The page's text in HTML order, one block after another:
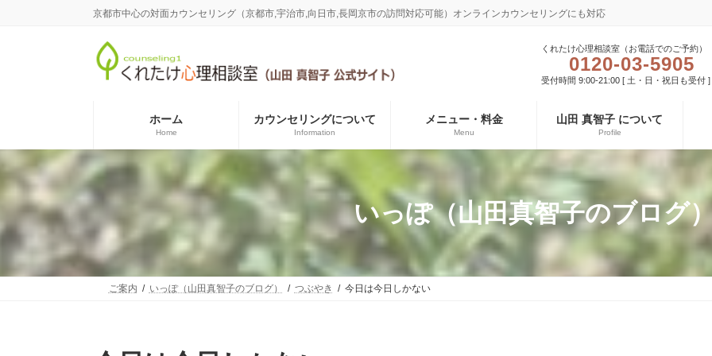
プ
動
京都市中心の対面カウンセリング（京都市,宇治市,向日市,長岡京市の訪問対応可能）オンラインカウンセリングにも対応
くれたけ心理相談室（お電話でのご予約）
0120-03-5905
受付時間 9:00-21:00 [ 土・日・祝日も受付 ]
ホーム
Home
カウンセリングについて
Information
メニュー・料金
Menu
山田 真智子 について
Profile
いっぽ（山田真智子のブログ
ご案内 いっぽ（山田真智子のブログ） つぶやき 今日は今日しかない